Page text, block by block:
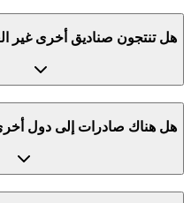
هل تنتجون صناديق أخرى غير
هل هناك صادرات إلى دول